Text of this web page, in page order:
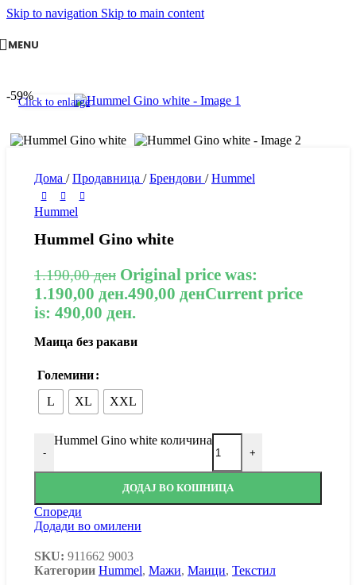
Skip to navigation Skip to main content
MENU
-59%Click to enlarge
Дома / Продавница / Брендови / Hummel
Hummel
Hummel Gino white
1.190,00ден Original price was:
1.190,00 ден.490,00 денCurrent price
is: 490,00 ден.
Маица без ракави
Големини
L
XL XXL
-
Hummel Gino white количина
+
ДОДАЈ ВО КОШНИЦА
Спореди
Додади во омилени
SKU: 911662 9003
Категории Hummel, Мажи, Маици, Текстил